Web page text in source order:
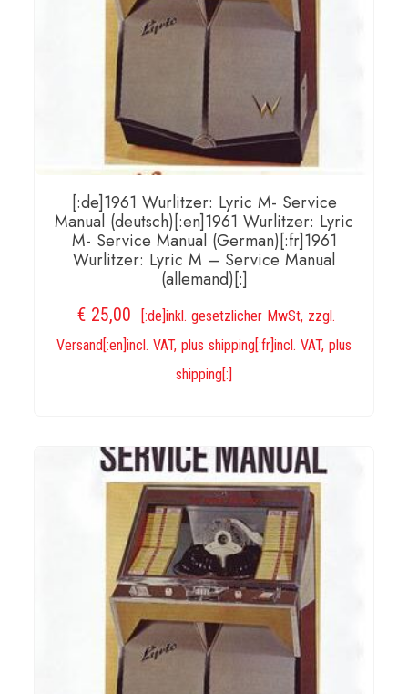
[:de]1961 Wurlitzer: Lyric M- Service
Manual (deutsch)[:en]1961 Wurlitzer: Lyric
M- Service Manual (German)[:fr]1961
Wurlitzer: Lyric M – Service Manual
(allemand)[:]
€ 25,00
[:de]inkl. gesetzlicher MwSt, zzgl.
Versand[:en]incl. VAT, plus shipping[:fr]incl. VAT, plus
shipping[:]
IN DEN WARENKORB